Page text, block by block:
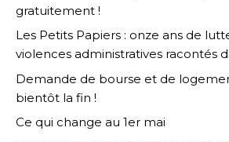
gratuitement !
Les Petits Papiers : onze ans de
violences administratives racontés
Demande de bourse et de
bientôt la fin !
Ce qui change au 1er mai